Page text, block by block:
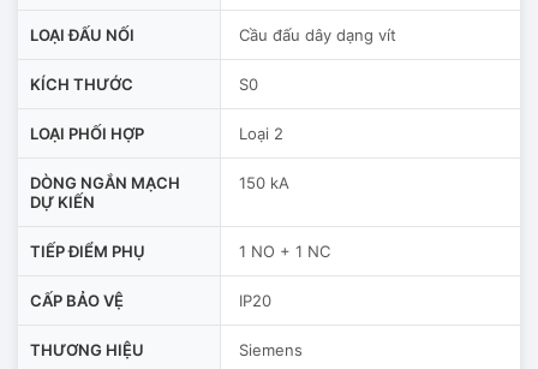
LOẠI ĐẤU NỐI Cầu đấu dây dạng vít
KÍCH THƯỚC S0
LOẠI PHỐI HỢP Loại 2
DÒNG NGẮN MẠCH
DỰ KIẾN
150 kA
TIẾP ĐIỂM PHỤ 1 NO + 1 NC
CẤP BẢO VỆ IP20
THƯƠNG HIỆU Siemens